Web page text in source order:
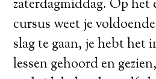
zaterdagmiddag. Op het
cursus weet je
slag te gaan, je hebt het
lessen gehoord en